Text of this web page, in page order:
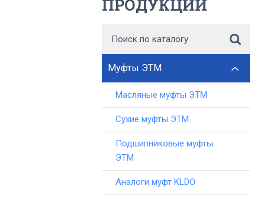
ПРОДУКЦИИ
Муфты ЭТМ
Масляные муфты ЭТМ
Сухие муфты ЭТМ
Подшипниковые муфты
ЭТМ
Аналоги муфт KLDO